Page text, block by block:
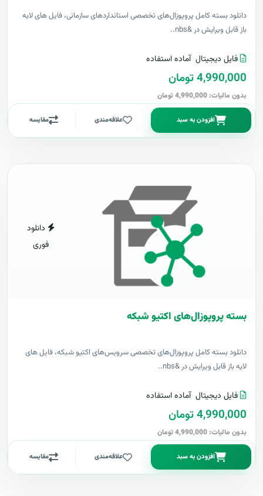
دانلود بسته کامل پروپوزال‌های تخصصی استانداردهای سازمانی، فایل های لایه
باز قابل ویرایش در &nbs..
فایل دیجیتال آماده استفاده
4,990,000 تومان
بدون مالیات: 4,990,000 تومان
افزودن به سبد علاقه‌مندی مقایسه
دانلود
فوری
بسته پروپوزال‌های اکتیو شبکه
دانلود بسته کامل پروپوزال‌های تخصصی سرویس‌های اکتیو شبکه، فایل های
لایه باز قابل ویرایش در &nbs..
فایل دیجیتال آماده استفاده
4,990,000 تومان
بدون مالیات: 4,990,000 تومان
افزودن به سبد علاقه‌مندی مقایسه